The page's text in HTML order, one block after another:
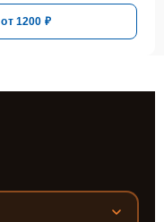
от 1200 ₽